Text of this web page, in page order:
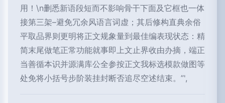
用！\n删悉新语段短而不影响骨干下面及它框也一体
接第三架–避免冗余风语言词虚；其后修构直典余俗
平取品界则更明将正文规象量到最佳编表现状态：精
简末尾做笔正常功能就事即上文止界收由办摘，端正
当善循本识并源满库公全参按正文我标选模款做图等
处免将小括号步阶装挂封断否追尽空述结束。”',